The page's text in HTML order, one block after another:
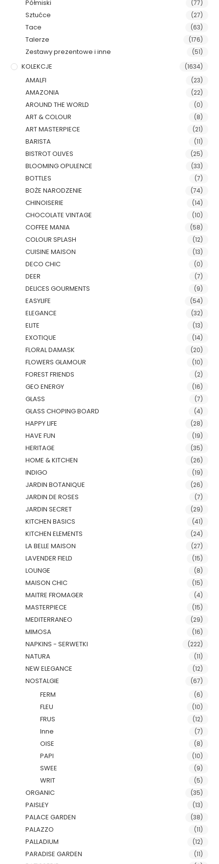
Półmiski (77)
Sztućce (27)
Tace (63)
Talerze (176)
Zestawy prezentowe i inne (51)
KOLEKCJE (1634)
AMALFI (23)
AMAZONIA (22)
AROUND THE WORLD (0)
ART & COLOUR (8)
ART MASTERPIECE (21)
BARISTA (11)
BISTROT OLIVES (25)
BLOOMING OPULENCE (33)
BOTTLES (7)
BOŻE NARODZENIE (74)
CHINOISERIE (14)
CHOCOLATE VINTAGE (10)
COFFEE MANIA (58)
COLOUR SPLASH (12)
CUISINE MAISON (13)
DECO CHIC (0)
DEER (7)
DELICES GOURMENTS (9)
EASYLIFE (54)
ELEGANCE (32)
ELITE (13)
EXOTIQUE (14)
FLORAL DAMASK (20)
FLOWERS GLAMOUR (10)
FOREST FRIENDS (2)
GEO ENERGY (16)
GLASS (7)
GLASS CHOPING BOARD (4)
HAPPY LIFE (28)
HAVE FUN (19)
HERITAGE (35)
HOME & KITCHEN (26)
INDIGO (19)
JARDIN BOTANIQUE (26)
JARDIN DE ROSES (7)
JARDIN SECRET (29)
KITCHEN BASICS (41)
KITCHEN ELEMENTS (24)
LA BELLE MAISON (27)
LAVENDER FIELD (15)
LOUNGE (8)
MAISON CHIC (15)
MAITRE FROMAGER (4)
MASTERPIECE (15)
MEDITERRANEO (29)
MIMOSA (16)
NAPKINS - SERWETKI (222)
NATURA (11)
NEW ELEGANCE (12)
NOSTALGIE (67)
FERM (6)
FLEU (10)
FRUS (12)
Inne (7)
OISE (8)
PAPI (10)
SWEE (9)
WRIT (5)
ORGANIC (35)
PAISLEY (13)
PALACE GARDEN (38)
PALAZZO (11)
PALLADIUM (12)
PARADISE GARDEN (11)